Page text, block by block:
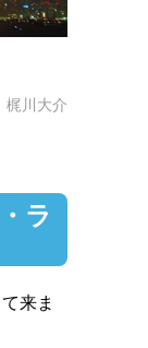
川大介
ラ
来ま